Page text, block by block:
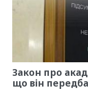
Закон про
що він